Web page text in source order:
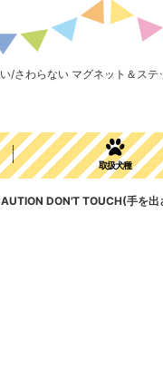
/さわらない マグネット＆ス
取扱犬種
DON'T TOUCH(手を